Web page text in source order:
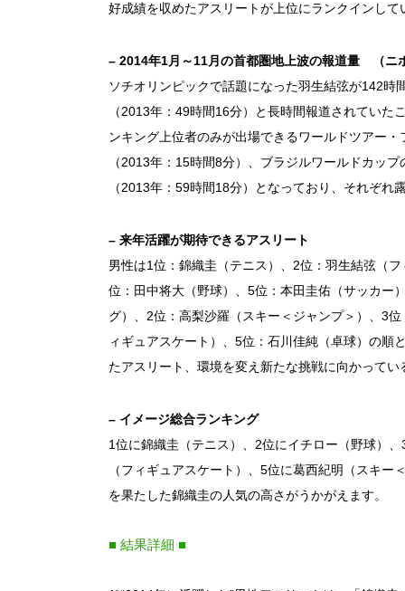
好成績を収めたアスリートが上位にランクインして
– 2014年1月～11月の首都圏地上波の報道量 （ニ
ソチオリンピックで話題になった羽生結弦が142
（2013年：49時間16分）と長時間報道されてい
ンキング上位者のみが出場できるワールドツアー
（2013年：15時間8分）、ブラジルワールドカッ
（2013年：59時間18分）となっており、それぞれ
– 来年活躍が期待できるアスリート
男性は1位：錦織圭（テニス）、2位：羽生結弦（
位：田中将大（野球）、5位：本田圭佑（サッカー
グ）、2位：高梨沙羅（スキー＜ジャンプ＞）、3
ィギュアスケート）、5位：石川佳純（卓球）の順
たアスリート、環境を変え新たな挑戦に向かって
– イメージ総合ランキング
1位に錦織圭（テニス）、2位にイチロー（野球）
（フィギュアスケート）、5位に葛西紀明（スキ
を果たした錦織圭の人気の高さがうかがえます。
■ 結果詳細 ■